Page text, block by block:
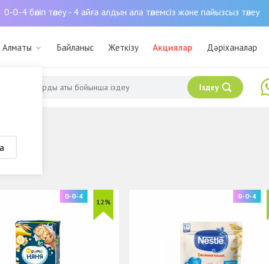
0-0-4 бөліп төлеу - 4 айға алдын ала төлемсіз және пайызсыз төлеу
Алматы Байланыс Жеткізу Акциялар Дәріханалар
Іздеу
12%
0-0-4 0-0-4